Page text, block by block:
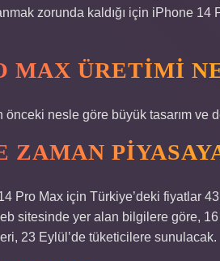
zorunda kaldığı için iPhone 14
MAX ÜRETIMI
önceki nesle göre büyük tasarım ve
ZAMAN
Pro Max için Türkiye’deki fiyatlar
sitesinde yer alan bilgilere göre,
23 Eylül’de tüketicilere sunulacak.